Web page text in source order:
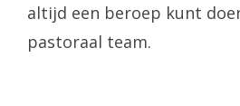
altijd een beroep kunt
pastoraal team.